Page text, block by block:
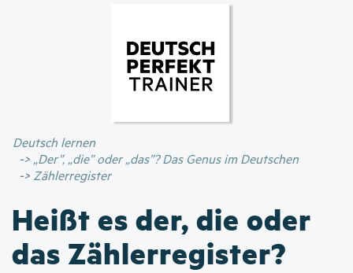
Inhalt
Deutsch lernen
„Der”, „die” oder „das”? Das Genus im Deutschen
Zählerregister
Heißt es der, die oder
das Zählerregister?